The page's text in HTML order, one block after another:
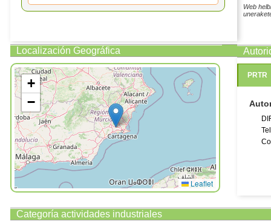
Localización Geográfica
+
−
Leaflet
Web
PRTR
Categoría actividades industriales